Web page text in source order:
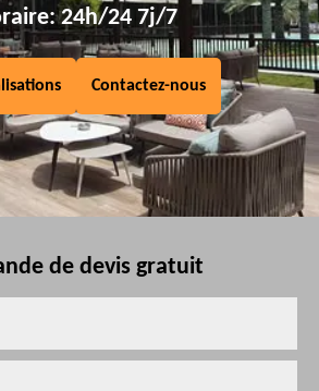
24h/24 7j/7
Contactez-nous
de devis gratuit